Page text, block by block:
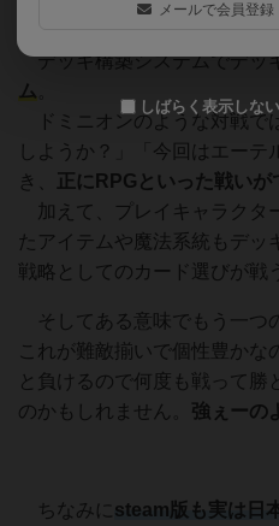
デッキ構築システムでデッ
ム
ドミニオンのような対戦で
しようか？」「今回はエー
き、
正にRPGといった戦いが
加えて、プレイキャラクタ
たアイテムや魔法系統もデッ
戦略としてのカード選びが戦
そしてある意味でもう一つ
これが難敵揃いで個性豊かな
と負けるので何度も戦って勝
のかもしれません。 強ぇーの
ちなみに steam版も実は日
メールで会員登録
しばらく表示しない